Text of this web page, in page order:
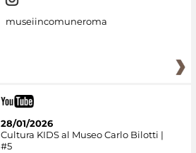
museiincomuneroma
28/01/2026
Cultura KIDS al Museo Carlo Bilotti |
#5